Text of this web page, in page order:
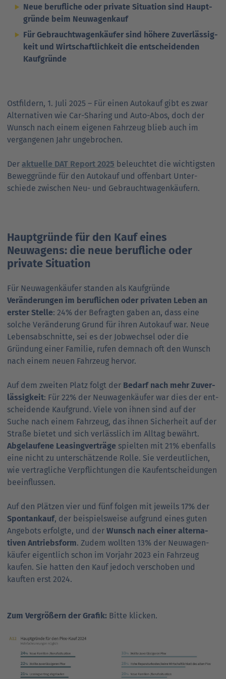
Neue berufliche oder private Situation sind Haupt­
gründe beim Neu­wagen­kauf
Für Gebraucht­wagen­käufer sind höhere Zuver­lässig­
keit und Wirt­schaft­lich­keit die entschei­den­den
Kauf­gründe
Ostfildern, 1. Juli 2025 – Für einen Autokauf gibt es zwar
Alternativen wie Car-Sharing und Auto-Abos, doch der
Wunsch nach einem eigenen Fahrzeug blieb auch im
vergangenen Jahr ungebrochen.
Der aktuelle DAT Report 2025 beleuchtet die wichtigsten
Beweg­gründe für den Autokauf und offenbart Unter­
schiede zwischen Neu- und Gebraucht­wagen­käufern.
Hauptgründe für den Kauf eines
Neuwagens: die neue berufliche oder
private Situation
Für Neuwagenkäufer standen als Kauf­gründe
Veränderungen im beruf­lichen oder privaten Leben an
erster Stelle: 24% der Befragten gaben an, dass eine
solche Verän­derung Grund für ihren Auto­kauf war. Neue
Lebens­ab­schnitte, sei es der Job­wechsel oder die
Gründung einer Familie, rufen dem­nach oft den Wunsch
nach einem neuen Fahrzeug hervor.
Auf dem zweiten Platz folgt der Bedarf nach mehr Zuver­
lässig­keit: Für 22% der Neu­wagen­käufer war dies der ent­
schei­dende Kauf­grund. Viele von ihnen sind auf der
Suche nach einem Fahr­zeug, das ihnen Sicherheit auf der
Straße bietet und sich ver­läss­lich im Alltag bewährt.
Abge­lau­fene Leasing­verträge spielten mit 21% ebenfalls
eine nicht zu unter­schätzende Rolle. Sie ver­deut­lichen,
wie vertrag­liche Ver­pflichtungen die Kauf­ent­schei­dungen
beeinflussen.
Auf den Plätzen vier und fünf folgen mit jeweils 17% der
Spontan­kauf, der beispiels­weise aufgrund eines guten
Angebots erfolgte, und der Wunsch nach einer alter­na­
tiven Antriebs­form. Zudem wollten 13% der Neu­wagen­
käufer eigentlich schon im Vorjahr 2023 ein Fahrzeug
kaufen. Sie hatten den Kauf jedoch ver­scho­ben und
kauften erst 2024.
Zum Vergrößern der Grafik: Bitte klicken.